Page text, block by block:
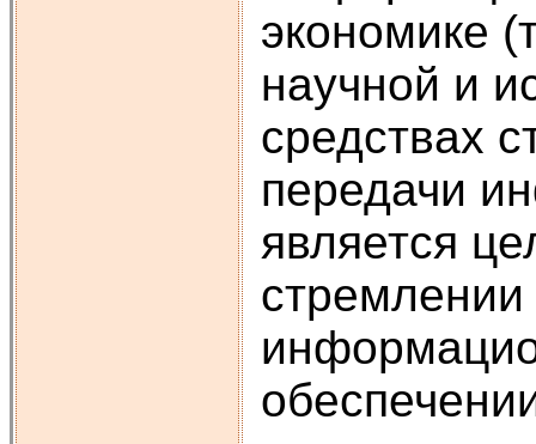
экономике
научной и
средствах
передачи
является